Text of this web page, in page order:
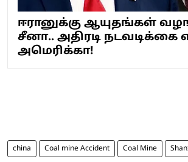
ஈரானுக்கு ஆயுதங்கள்
சீனா.. அதிரடி நடவடிக்கை
அமெரிக்கா!
china Coal mine Accident Coal Mine